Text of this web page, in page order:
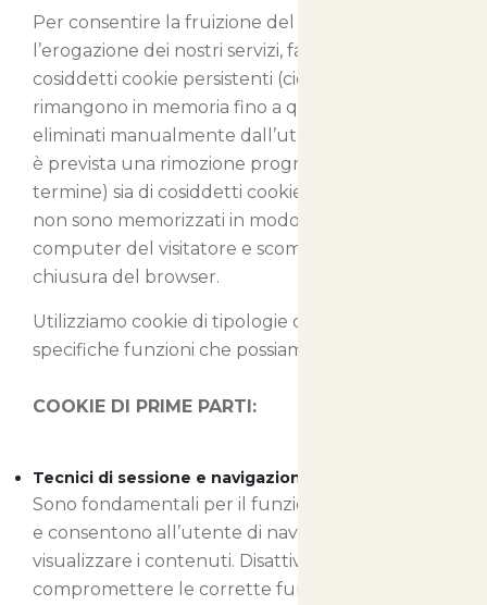
Per consentire la fruizione del nostro sito e
l’erogazione dei nostri servizi, facciamo uso sia di
cosiddetti cookie persistenti (cioè cookie che
rimangono in memoria fino a quando non sono
eliminati manualmente dall’utente o per i quali
è prevista una rimozione programmata a lungo
termine) sia di cosiddetti cookie di sessione, che
non sono memorizzati in modo persistente sul
computer del visitatore e scompaiono con la
chiusura del browser.
Utilizziamo cookie di tipologie differenti con
specifiche funzioni che possiamo così classificare:
COOKIE DI PRIME PARTI:
Tecnici di sessione e navigazione
Sono fondamentali per il funzionamento del sito
e consentono all’utente di navigare e di
visualizzare i contenuti. Disattivandoli potreste
compromettere le corrette funzionalità del sito.